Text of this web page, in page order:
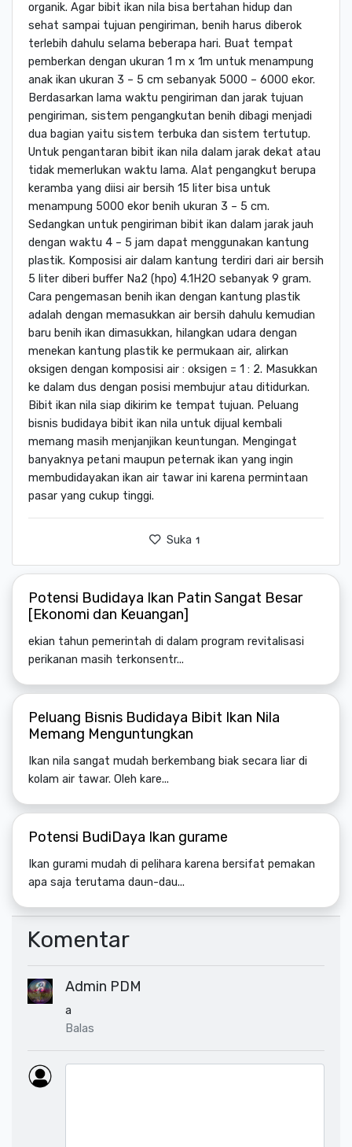
organik. Agar bibit ikan nila bisa bertahan hidup dan
sehat sampai tujuan pengiriman, benih harus diberok
terlebih dahulu selama beberapa hari. Buat tempat
pemberkan dengan ukuran 1 m x 1m untuk menampung
anak ikan ukuran 3 – 5 cm sebanyak 5000 – 6000 ekor.
Berdasarkan lama waktu pengiriman dan jarak tujuan
pengiriman, sistem pengangkutan benih dibagi menjadi
dua bagian yaitu sistem terbuka dan sistem tertutup.
Untuk pengantaran bibit ikan nila dalam jarak dekat atau
tidak memerlukan waktu lama. Alat pengangkut berupa
keramba yang diisi air bersih 15 liter bisa untuk
menampung 5000 ekor benih ukuran 3 – 5 cm.
Sedangkan untuk pengiriman bibit ikan dalam jarak jauh
dengan waktu 4 – 5 jam dapat menggunakan kantung
plastik. Komposisi air dalam kantung terdiri dari air bersih
5 liter diberi buffer Na2 (hpo) 4.1H2O sebanyak 9 gram.
Cara pengemasan benih ikan dengan kantung plastik
adalah dengan memasukkan air bersih dahulu kemudian
baru benih ikan dimasukkan, hilangkan udara dengan
menekan kantung plastik ke permukaan air, alirkan
oksigen dengan komposisi air : oksigen = 1 : 2. Masukkan
ke dalam dus dengan posisi membujur atau ditidurkan.
Bibit ikan nila siap dikirim ke tempat tujuan. Peluang
bisnis budidaya bibit ikan nila untuk dijual kembali
memang masih menjanjikan keuntungan. Mengingat
banyaknya petani maupun peternak ikan yang ingin
membudidayakan ikan air tawar ini karena permintaan
pasar yang cukup tinggi.
Suka 1
Potensi Budidaya Ikan Patin Sangat Besar
[Ekonomi dan Keuangan]
ekian tahun pemerintah di dalam program revitalisasi
perikanan masih terkonsentr...
Peluang Bisnis Budidaya Bibit Ikan Nila
Memang Menguntungkan
Ikan nila sangat mudah berkembang biak secara liar di
kolam air tawar. Oleh kare...
Potensi BudiDaya Ikan gurame
Ikan gurami mudah di pelihara karena bersifat pemakan
apa saja terutama daun-dau...
Komentar
Admin PDM
a
Balas